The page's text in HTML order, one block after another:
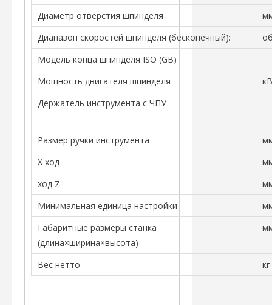
Диаметр отверстия шпинделя
Диапазон скоростей шпинделя (бесконечный):
Модель конца шпинделя ISO (GB)
Мощность двигателя шпинделя
Держатель инструмента с ЧПУ
Размер ручки инструмента
Х ход
ход Z
Минимальная единица настройки
Габаритные размеры станка
(длина×ширина×высота)
Вес нетто кг